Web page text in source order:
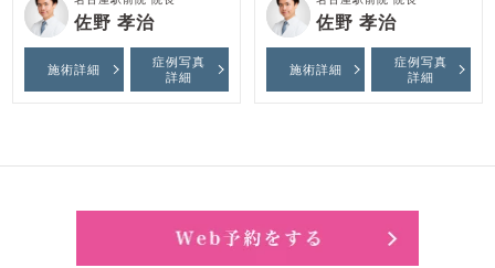
佐野 孝治
施術詳細
症例写真
詳細
佐野 孝治
施術詳細
症例写真
詳細